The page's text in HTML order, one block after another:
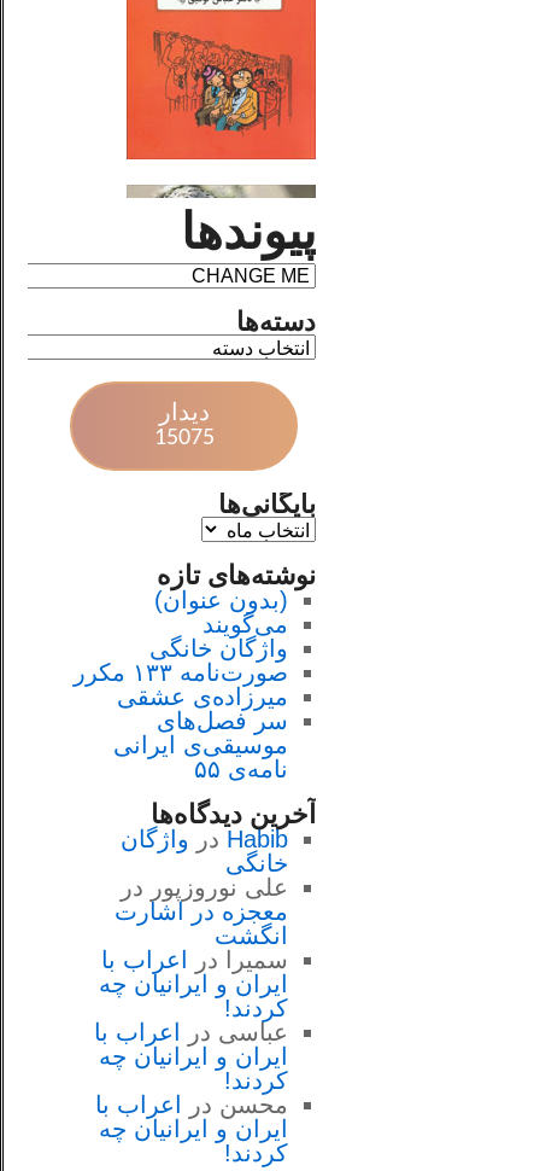
پیوندها
دسته‌ها
دیدار
15075
بایگانی‌ها
نوشته‌های تازه
(بدون عنوان)
می‌گویند
واژگان خانگی
صورت‌نامه ۱۳۳ مکرر
میرزاده‌ی عشقی
سر فصل‌هاى
موسيقى‌ی ايرانى
نامه‌ی ۵۵
آخرین دیدگاه‌ها
Habib در واژگان
خانگی
علی نوروزپور در
معجزه در اشارت
انگشت
سمیرا
در
اعراب با
ايران و ايرانيان چه
كردند!
عباسی در
اعراب با
ايران و ايرانيان چه
كردند!
محسن در
اعراب با
ايران و ايرانيان چه
كردند!